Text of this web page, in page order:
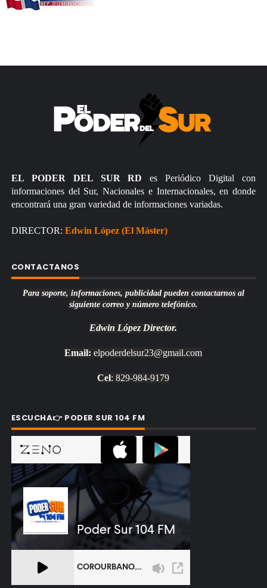
EL PODER DEL SUR RD es Periódico Digital con
informaciones del Sur, Nacionales e Internacionales, en donde
encontrará una gran variedad de informaciones variadas.
DIRECTOR: Edwin López (El Máster)
CONTACTANOS
Para soporte, informaciones, publicidad pueden contactarnos al
siguiente correo y número telefónico.
Edwin López Director.
Email: elpoderdelsur23@gmail.com
Cel: 829-984-9179
ESCUCHA👉 PODER SUR 104 FM